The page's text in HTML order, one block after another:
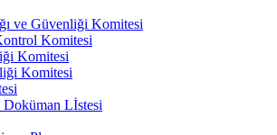
ve Güvenliği Komitesi
Komitesi
Komitesi
Komitesi
Doküman Lİstesi